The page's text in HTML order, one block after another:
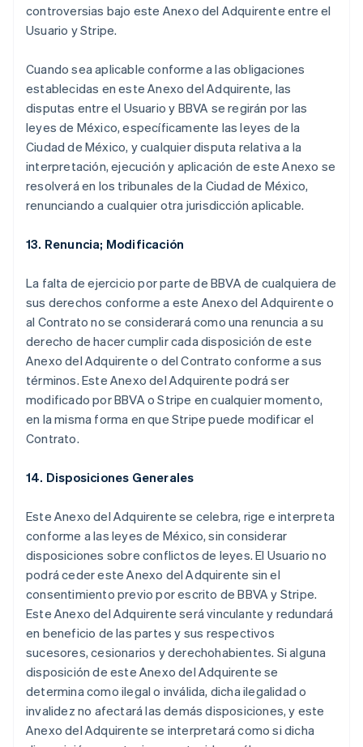
controversias bajo este Anexo del Adquirente entre el
Usuario y Stripe.
Cuando sea aplicable conforme a las obligaciones
establecidas en este Anexo del Adquirente, las
disputas entre el Usuario y BBVA se regirán por las
leyes de México, específicamente las leyes de la
Ciudad de México, y cualquier disputa relativa a la
interpretación, ejecución y aplicación de este Anexo se
resolverá en los tribunales de la Ciudad de México,
renunciando a cualquier otra jurisdicción aplicable.
13. Renuncia; Modificación
La falta de ejercicio por parte de BBVA de cualquiera de
sus derechos conforme a este Anexo del Adquirente o
al Contrato no se considerará como una renuncia a su
derecho de hacer cumplir cada disposición de este
Anexo del Adquirente o del Contrato conforme a sus
términos. Este Anexo del Adquirente podrá ser
modificado por BBVA o Stripe en cualquier momento,
en la misma forma en que Stripe puede modificar el
Contrato.
14. Disposiciones Generales
Este Anexo del Adquirente se celebra, rige e interpreta
conforme a las leyes de México, sin considerar
disposiciones sobre conflictos de leyes. El Usuario no
podrá ceder este Anexo del Adquirente sin el
consentimiento previo por escrito de BBVA y Stripe.
Este Anexo del Adquirente será vinculante y redundará
en beneficio de las partes y sus respectivos
sucesores, cesionarios y derechohabientes. Si alguna
disposición de este Anexo del Adquirente se
determina como ilegal o inválida, dicha ilegalidad o
invalidez no afectará las demás disposiciones, y este
Anexo del Adquirente se interpretará como si dicha
Australien
English
NederlandsFrançaisDeutschEnglish
Brasilien
Bulgarien
English
Cypern
English
Danmark
Estland
Fastlandskina
Finland
Frankrike
Français English
Förenade Arabemiraten
English
Gibraltar
Grekland
Hongkong SAR, Kina
Indien
Irland
Italien
ItalianoEnglish
Japan
日本語English
Kanada
Kroatien
EnglishItaliano
Lettland
English
Liechtenstein
Litauen